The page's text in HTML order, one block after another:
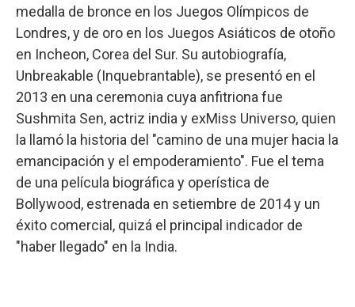
medalla de bronce en los Juegos Olímpicos de
Londres, y de oro en los Juegos Asiáticos de otoño
en Incheon, Corea del Sur. Su autobiografía,
Unbreakable (Inquebrantable), se presentó en el
2013 en una ceremonia cuya anfitriona fue
Sushmita Sen, actriz india y exMiss Universo, quien
la llamó la historia del "camino de una mujer hacia la
emancipación y el empoderamiento". Fue el tema
de una película biográfica y operística de
Bollywood, estrenada en setiembre de 2014 y un
éxito comercial, quizá el principal indicador de
"haber llegado" en la India.